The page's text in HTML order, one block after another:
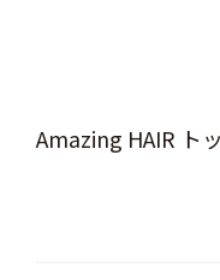
Amazing HAIR ト